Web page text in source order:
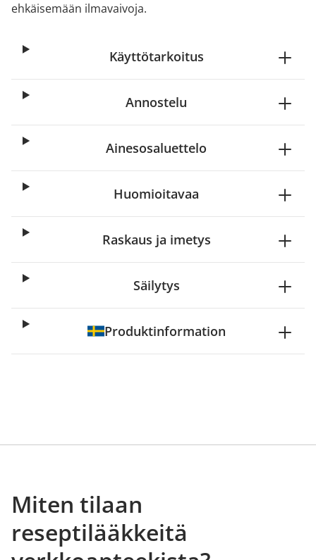
ehkäisemään ilmavaivoja.
Käyttötarkoitus
Annostelu
Ainesosaluettelo
Huomioitavaa
Raskaus ja imetys
Säilytys
Produktinformation
Miten tilaan
reseptilääkkeitä